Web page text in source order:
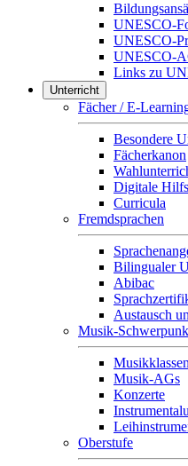
UNESCO-
UNESCO-
UNESCO-
Links zu
Unterricht
Fächer / E-
Besondere
Fächerkanon
Digitale
Curricula
Fremdsprachen
Bilingualer
Abibac
Austausch
Musik-
Musikklassen
Musik-AGs
Konzerte
Oberstufe